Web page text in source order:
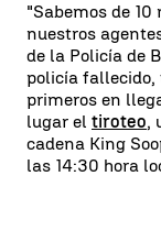
"Sabemos de
nuestros
de la Policía de
policía fallecido,
primeros en
lugar el tiroteo,
cadena King
las 14:30 hora